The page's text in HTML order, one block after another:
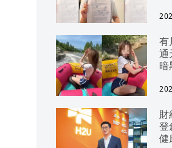
有
通
暗
財
登
健